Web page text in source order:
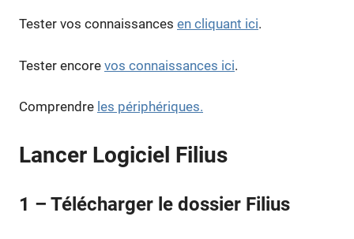
Tester vos connaissances en cliquant ici.
Tester encore vos connaissances ici.
Comprendre les périphériques.
Lancer Logiciel Filius
1 – Télécharger le dossier Filius